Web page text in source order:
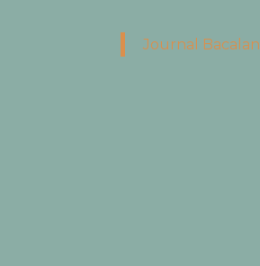
Journal Bacalan